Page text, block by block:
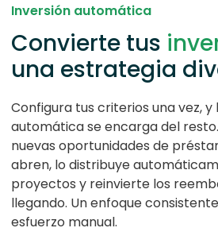
Inversión automática
Convierte tus
una estrategia
Configura tus criterios una vez, y
automática se encarga del
nuevas oportunidades de
abren, lo distribuye
proyectos y reinvierte los
llegando. Un enfoque
esfuerzo manual.